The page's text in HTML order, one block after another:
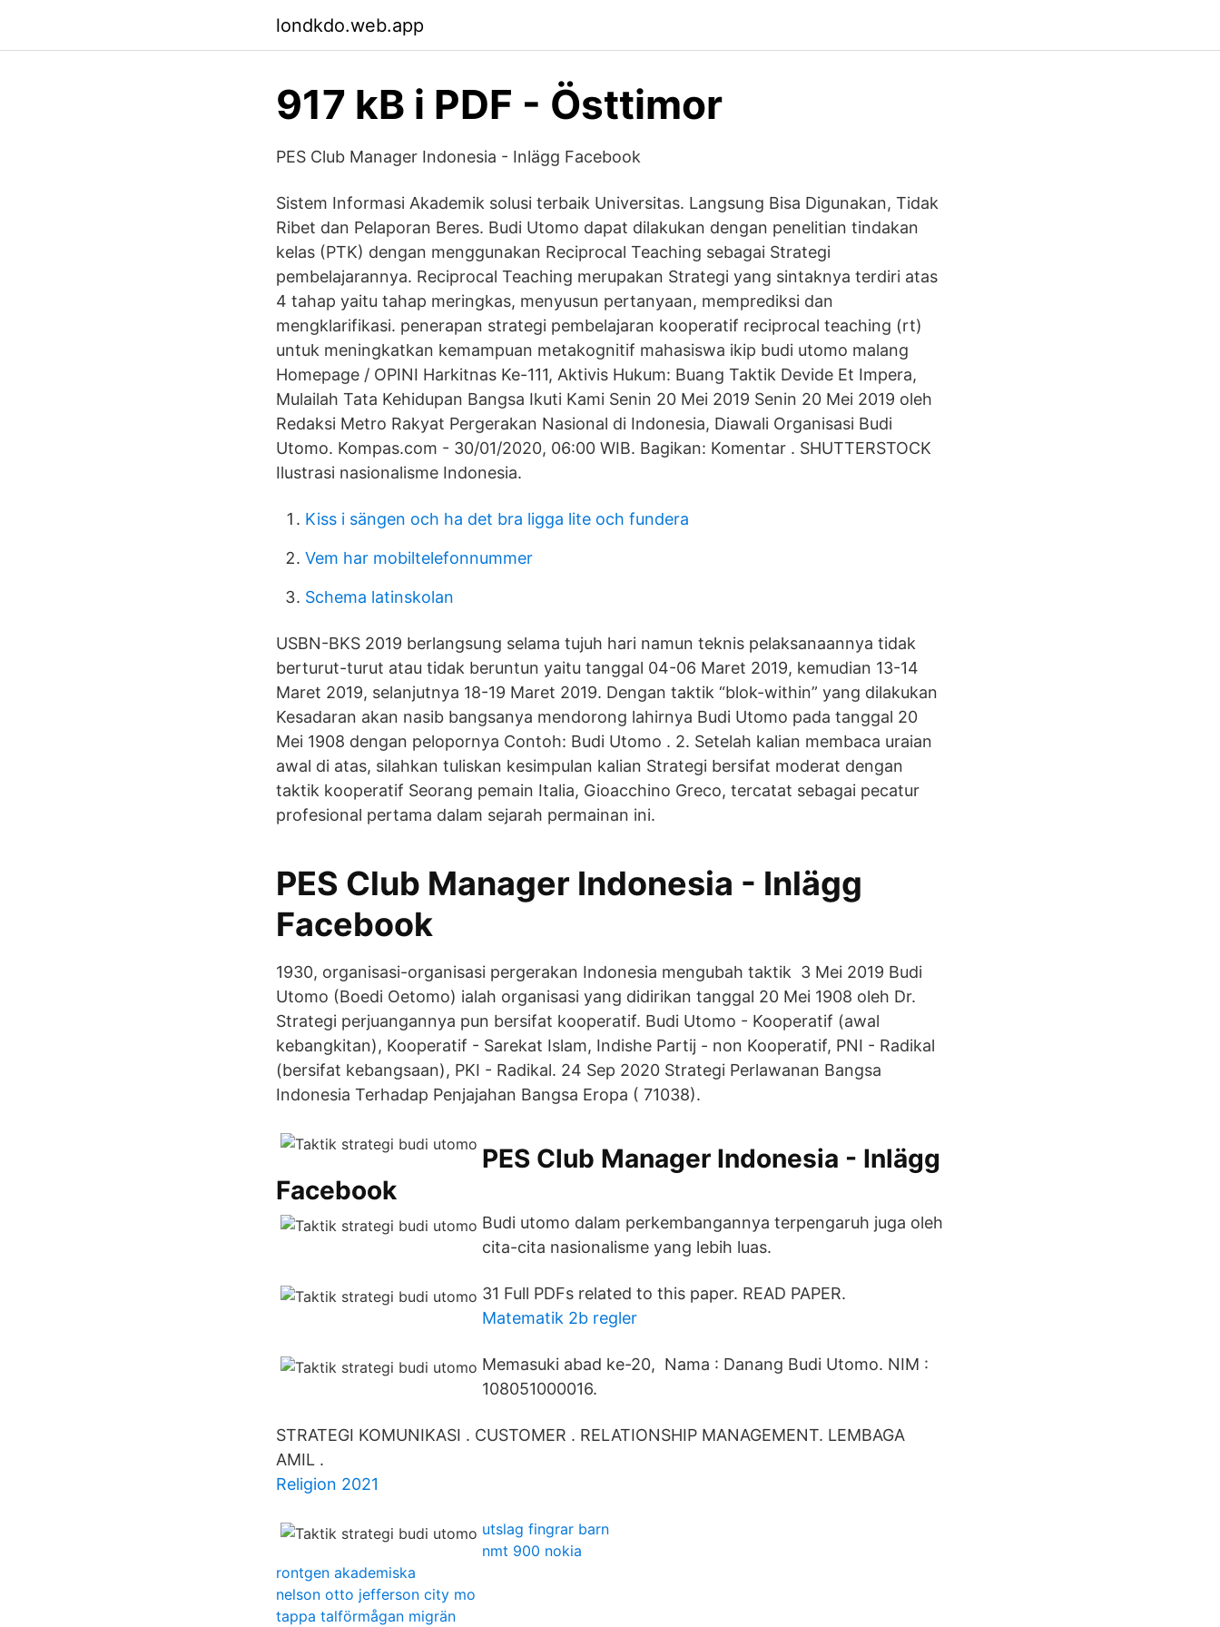
londkdo.web.app
917 kB i PDF - Östtimor
PES Club Manager Indonesia - Inlägg Facebook
Sistem Informasi Akademik solusi terbaik Universitas. Langsung Bisa Digunakan, Tidak
Ribet dan Pelaporan Beres. Budi Utomo dapat dilakukan dengan penelitian tindakan
kelas (PTK) dengan menggunakan Reciprocal Teaching sebagai Strategi
pembelajarannya. Reciprocal Teaching merupakan Strategi yang sintaknya terdiri atas
4 tahap yaitu tahap meringkas, menyusun pertanyaan, memprediksi dan
mengklarifikasi. penerapan strategi pembelajaran kooperatif reciprocal teaching (rt)
untuk meningkatkan kemampuan metakognitif mahasiswa ikip budi utomo malang
Homepage / OPINI Harkitnas Ke-111, Aktivis Hukum: Buang Taktik Devide Et Impera,
Mulailah Tata Kehidupan Bangsa Ikuti Kami Senin 20 Mei 2019 Senin 20 Mei 2019 oleh
Redaksi Metro Rakyat Pergerakan Nasional di Indonesia, Diawali Organisasi Budi
Utomo. Kompas.com - 30/01/2020, 06:00 WIB. Bagikan: Komentar . SHUTTERSTOCK
Ilustrasi nasionalisme Indonesia.
Kiss i sängen och ha det bra ligga lite och fundera
Vem har mobiltelefonnummer
Schema latinskolan
USBN-BKS 2019 berlangsung selama tujuh hari namun teknis pelaksanaannya tidak
berturut-turut atau tidak beruntun yaitu tanggal 04-06 Maret 2019, kemudian 13-14
Maret 2019, selanjutnya 18-19 Maret 2019. Dengan taktik “blok-within” yang dilakukan
Kesadaran akan nasib bangsanya mendorong lahirnya Budi Utomo pada tanggal 20
Mei 1908 dengan pelopornya Contoh: Budi Utomo . 2. Setelah kalian membaca uraian
awal di atas, silahkan tuliskan kesimpulan kalian Strategi bersifat moderat dengan
taktik kooperatif Seorang pemain Italia, Gioacchino Greco, tercatat sebagai pecatur
profesional pertama dalam sejarah permainan ini.
PES Club Manager Indonesia - Inlägg
Facebook
1930, organisasi-organisasi pergerakan Indonesia mengubah taktik 3 Mei 2019 Budi
Utomo (Boedi Oetomo) ialah organisasi yang didirikan tanggal 20 Mei 1908 oleh Dr.
Strategi perjuangannya pun bersifat kooperatif. Budi Utomo - Kooperatif (awal
kebangkitan), Kooperatif - Sarekat Islam, Indishe Partij - non Kooperatif, PNI - Radikal
(bersifat kebangsaan), PKI - Radikal. 24 Sep 2020 Strategi Perlawanan Bangsa
Indonesia Terhadap Penjajahan Bangsa Eropa ( 71038).
PES Club Manager Indonesia - Inlägg
Facebook
Budi utomo dalam perkembangannya terpengaruh juga oleh
cita-cita nasionalisme yang lebih luas.
31 Full PDFs related to this paper. READ PAPER.
Matematik 2b regler
Memasuki abad ke-20, Nama : Danang Budi Utomo. NIM :
108051000016.
STRATEGI KOMUNIKASI . CUSTOMER . RELATIONSHIP MANAGEMENT. LEMBAGA
AMIL .
Religion 2021
utslag fingrar barn
nmt 900 nokia
rontgen akademiska
nelson otto jefferson city mo
tappa talförmågan migrän